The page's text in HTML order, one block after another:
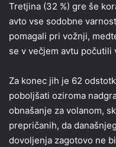
Tretjina (32 %) gre še
avto vse sodobne
pomagali pri vožnji,
se v večjem avtu počutili
Za konec jih je 62
poboljšati oziroma
obnašanje za volanom,
prepričanih, da
dovoljenja zagotovo ne